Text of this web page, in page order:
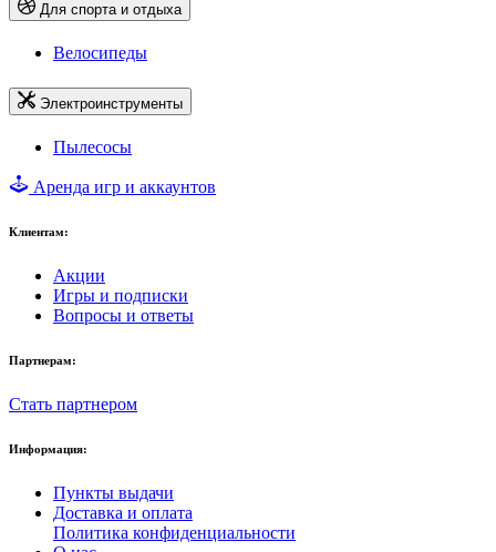
Для спорта и отдыха
Велосипеды
Электроинструменты
Пылесосы
Аренда игр и аккаунтов
Клиентам:
Акции
Игры и подписки
Вопросы и ответы
Партнерам:
Стать партнером
Информация:
Пункты выдачи
Доставка и оплата
Политика конфиденциальности